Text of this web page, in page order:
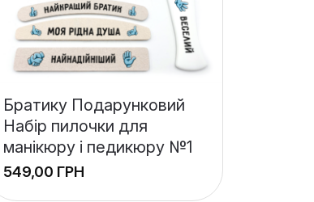
Братику Подарунковий
Набір пилочки для
манікюру і педикюру №1
ГРН